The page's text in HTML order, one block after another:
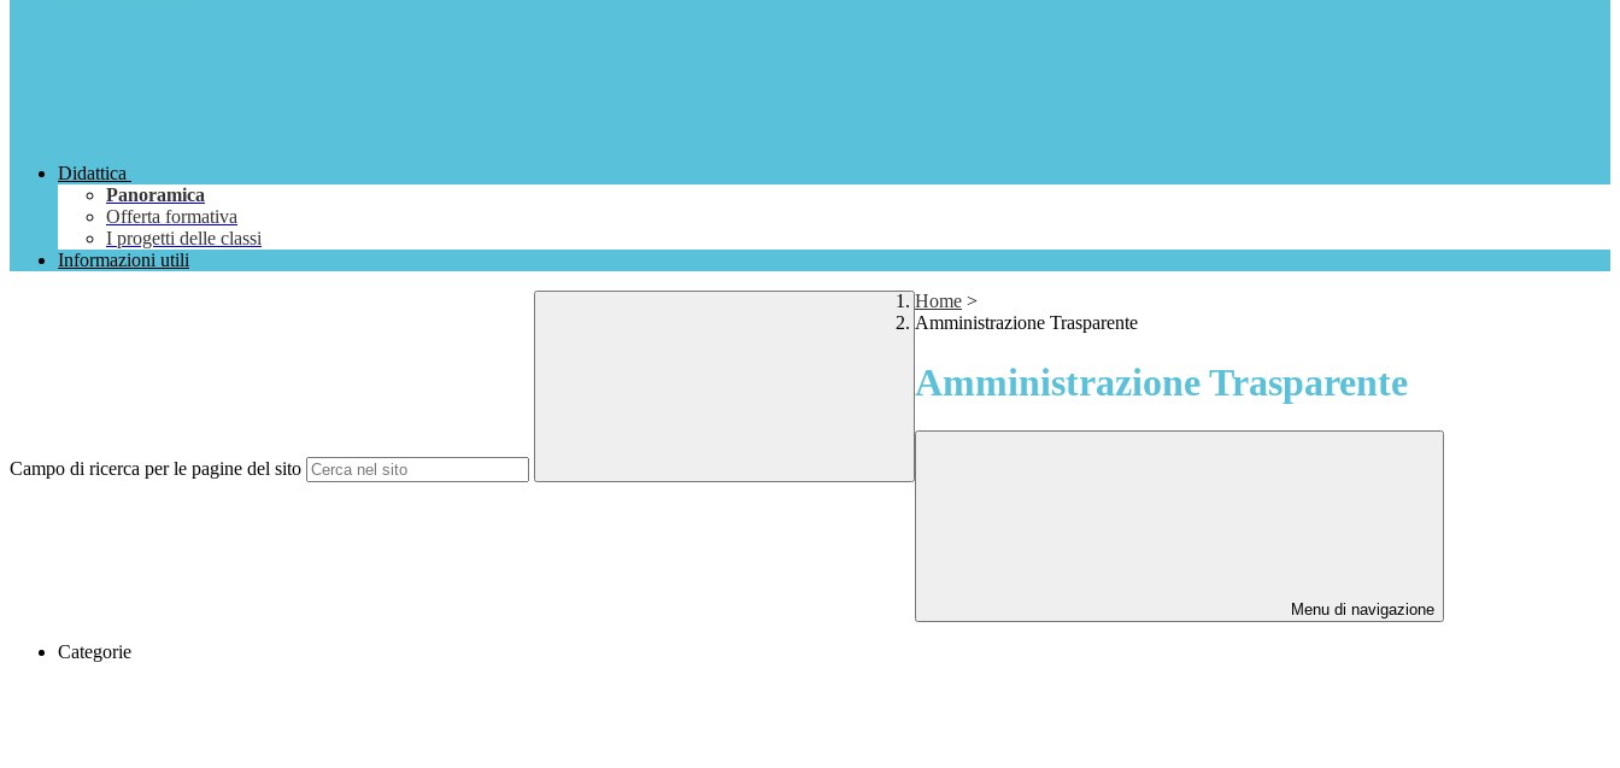
Didattica
Panoramica
Offerta formativa
I progetti delle classi
Informazioni utili
Campo di ricerca per le pagine del sito
Home >
Amministrazione Trasparente
Amministrazione Trasparente
Menu di navigazione
Categorie